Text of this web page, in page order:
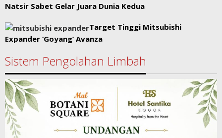
Natsir Sabet Gelar Juara Dunia Kedua
Target Tinggi Mitsubishi
Expander ‘Goyang’ Avanza
Sistem Pengolahan Limbah